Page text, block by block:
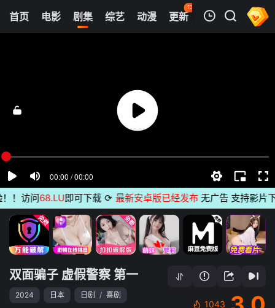
首页 电影 剧集 综艺 动漫 更新
133
热榜 APP
清空
访问68.LU即可下载 ⟳ 最新安卓版已经发布无广告 支持影片下载
双面骗子 虚假警察 第一
2024 日本 日剧 / 喜剧
1043